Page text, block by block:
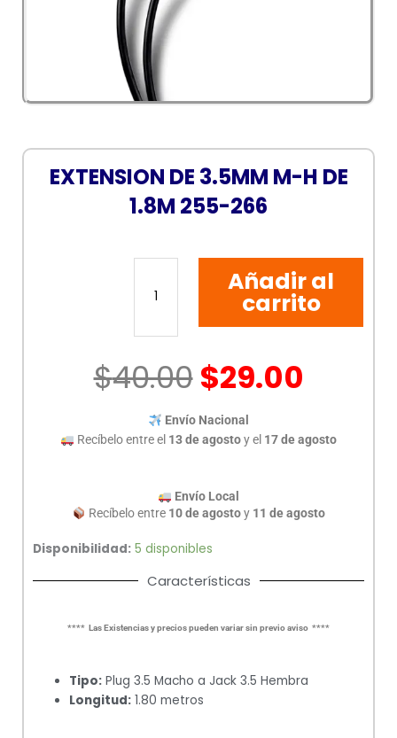
EXTENSION DE 3.5MM M-H DE
1.8M 255-266
EXTENSION
3.5MM
H
1.8M
255-
266
cantidad
Añadir al
carrito
$40.00$29.00
Envío Nacional
Recíbelo entre el 13 de agostoy el 17 de agosto
Envío Local
Recíbelo entre 10 de agostoy 11 de agosto
Disponibilidad: 5 disponibles
Características
**** Las Existencias y precios pueden variar sin previo aviso ****
Tipo: Plug 3.5 Macho a Jack 3.5 Hembra
Longitud: 1.80 metros